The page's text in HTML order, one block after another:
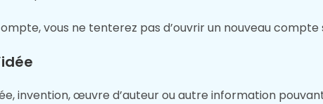
vous ne tenterez pas d’ouvrir un nouveau
invention, œuvre d’auteur ou autre information